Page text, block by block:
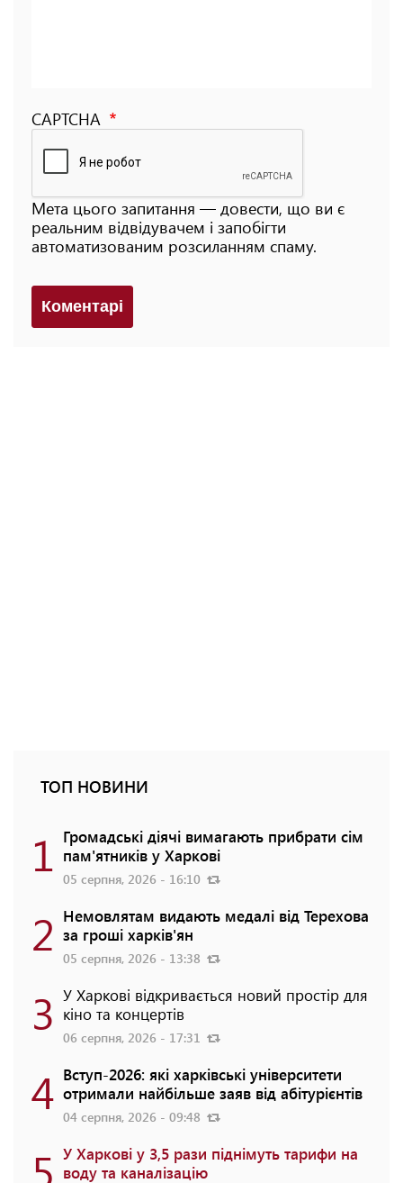
CAPTCHA
Мета цього запитання — довести, що ви є
реальним відвідувачем і запобігти
автоматизованим розсиланням спаму.
Коментарi
ТОП НОВИНИ
1 Громадські діячі вимагають прибрати сім
пам'ятників у Харкові
05 серпня, 2026 - 16:10
2 Немовлятам видають медалі від Терехова
за гроші харків'ян
05 серпня, 2026 - 13:38
3 У Харкові відкривається новий простір для
кіно та концертів
06 серпня, 2026 - 17:31
4 Вступ-2026: які харківські університети
отримали найбільше заяв від абітурієнтів
04 серпня, 2026 - 09:48
5 У Харкові у 3,5 рази піднімуть тарифи на
воду та каналізацію